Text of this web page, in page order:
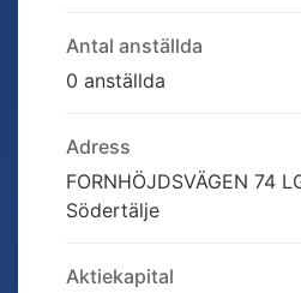
Antal anställda
0 anställda
Adress
FORNHÖJDSVÄGEN 74
Södertälje
Aktiekapital